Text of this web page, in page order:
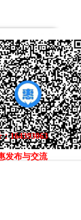
164393063
发布与交流